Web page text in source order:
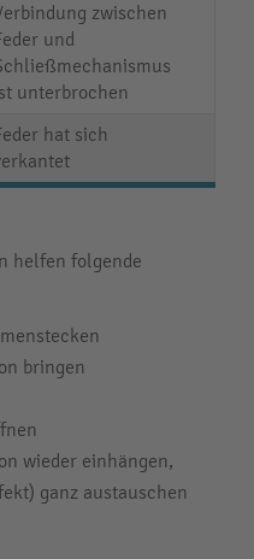
zwischen
und
unterbrochen
hat sich
helfen folgende
bringen
wieder einhängen,
ganz austauschen